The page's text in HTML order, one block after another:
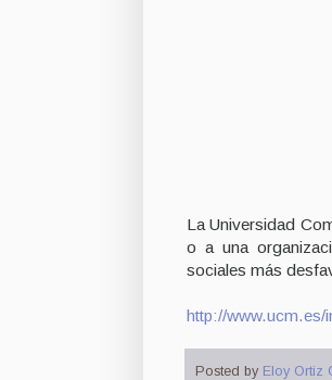
La Universidad
o a una
sociales más
http://www.ucm.es/
Posted by Eloy Ortiz